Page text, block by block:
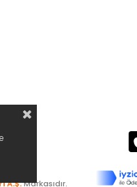
A.Ş.Markasıdır.